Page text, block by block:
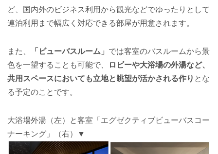
ど、国内外のビジネス利用から観光などでゆったりとして
連泊利用まで幅広く対応できる部屋が用意されます。
また、 「ビューバスルーム」 では客室のバスルームから景
色を一望することも可能で、
ロビーや大浴場の外湯など、
共用スペースにおいても立地と眺望が活かされる作り とな
る予定のことです。
大浴場外湯（左）と客室「エグゼクティブビューバスコー
ナーキング」（右）▼